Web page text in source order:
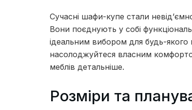
Сучасні шафи-купе стали
Вони поєднують у собі
ідеальним вибором для будь-
насолоджуйтеся власним
меблів детальніше.
Розміри та